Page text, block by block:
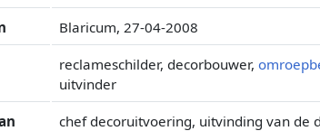
Blaricum, 27-04-2008
reclameschilder, decorbouwer,
uitvinder
chef decoruitvoering, uitvinding van de